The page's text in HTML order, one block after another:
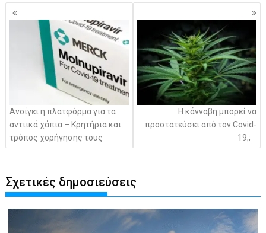
Πλοήγηση
άρθρων
Ανοίγει η πλατφόρμα για τα
αντιικά χάπια – Κρητήρια και
τρόπος χορήγησης τους
Η κάνναβη μπορεί να
προστατεύσει από τον Covid-
19;;
Σχετικές δημοσιεύσεις